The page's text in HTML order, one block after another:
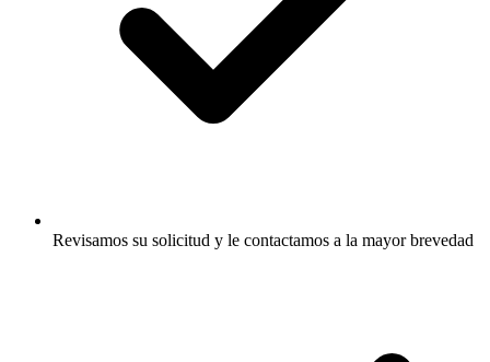
Revisamos su solicitud y le contactamos a la mayor brevedad